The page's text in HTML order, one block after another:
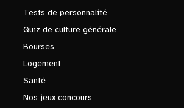
Tests de personnalité
Quiz de culture générale
Bourses
Logement
Santé
Nos jeux concours